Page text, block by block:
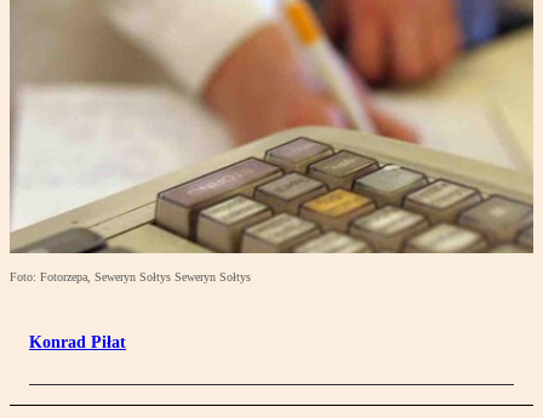
Foto: Fotorzepa, Seweryn Sołtys Seweryn Sołtys
Konrad Piłat